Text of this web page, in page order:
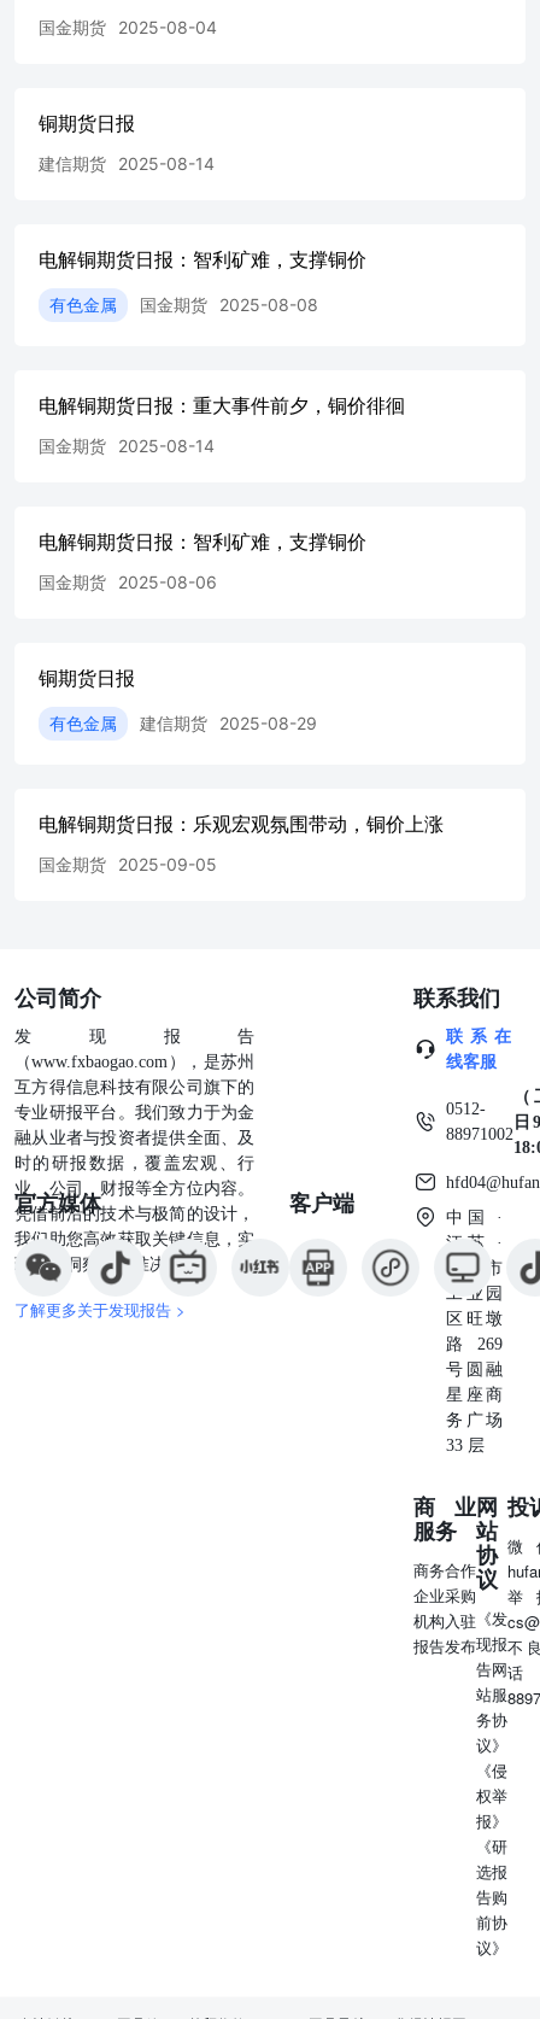
研究发展部撰写。 本研究报告仅供报告阅读者参考。在任
告是基于本公司认为可靠且已公开的信息，本公司力求但不
保证这些信息的准确性和完整性，也不保证文中观点或陈述
版、复制、发表、引用或再次分发他人等 任何形式侵犯本
公司版权。如征得本公司同意进行引用、刊发的，须在授权
范围内使用，并注明出处为“建信期货研究发展部”，且不得
200120 深圳分公司 地址：深圳市福田区金田路4028号荣超
经贸中心B3211电话：0755-83382269邮编：518038 山东分
020-38909805邮编：510620 北京营业部 地址：北京市宣武
100031 福清营业部 地址：福清市音西街福清万达广场A1号
2008A电话：0371-65613455邮编：450008 宁波营业部 地
址：浙江省宁波市鄞州区宝华街255号0874、0876室电话：
0574-83062932邮编：315000 总部专业机构投资者事业部 地
址：上海市浦东新区银城路99号（建行大厦）6楼电话：
编：710075 浙江分公司 地址：杭州市上城区五星路188号
电路营业部 地址：上海市浦电路438号1306室(电梯16层F单
编：362000 厦门营业部 地址：厦门市思明区鹭江道98号建
地址：成都市青羊区提督街88号28层2807号、2808号电话：
028-86199726邮编：610020 【建信期货联系方式】 地址：
上海市浦东新区银城路99号（建行大厦）5楼 邮编：200120
全国客服电话：400-90-95533转5邮箱：
khb@ccb.ccbfutures.com网址：http://www.ccbfutures.com
国金期货 2025-08-04
铜期货日报
建信期货 2025-08-14
电解铜期货日报：智利矿难，支撑铜价
有色金属 国金期货 2025-08-08
电解铜期货日报：重大事件前夕，铜价徘徊
国金期货 2025-08-14
电解铜期货日报：智利矿难，支撑铜价
国金期货 2025-08-06
铜期货日报
有色金属 建信期货 2025-08-29
电解铜期货日报：乐观宏观氛围带动，铜价上涨
国金期货 2025-09-05
公司简介
发现报告
（www.fxbaogao.com），是苏州
互方得信息科技有限公司旗下的
专业研报平台。我们致力于为金
融从业者与投资者提供全面、及
时的研报数据，覆盖宏观、行
业、公司、财报等全方位内容。
凭借前沿的技术与极简的设计，
我们助您高效获取关键信息，实
现深度洞察与精准决策。
了解更多关于发现报告 >
官方媒体 客户端
联系我们
联系在
线客服
0512-
88971002
日
中国 ·
江苏 ·
苏州市
工业园
区旺墩
路269
号圆融
星座商
务广场
33 层
商业
服务
商务合作
企业采购
机构入驻
报告发布
网
站
协
议
《发
现报
告网
站服
务协
议》
《侵
权举
报》
《研
选报
告购
前协
议》
投
微
举
不